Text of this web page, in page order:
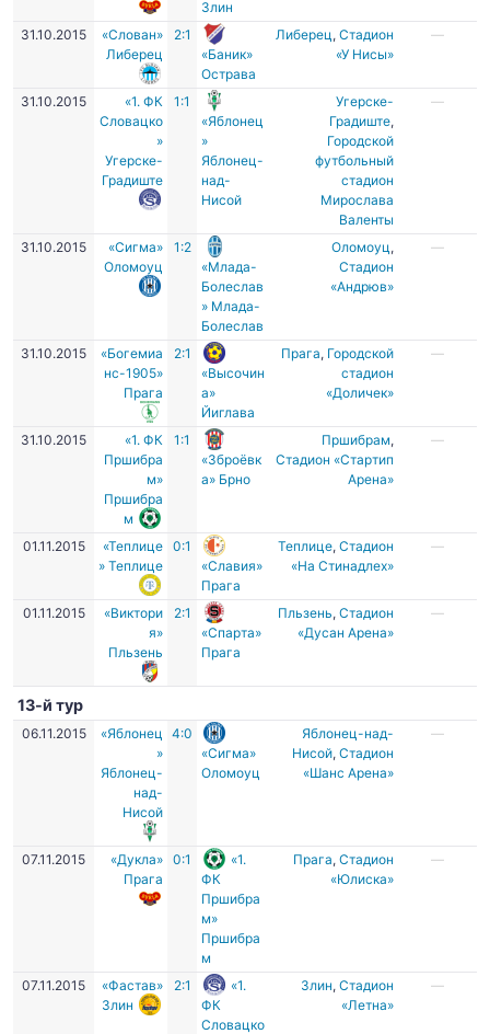
Злин
31.10.2015
«Слован»
Либерец
2:1
«Баник»
Острава
Либерец ,Стадион
«У Нисы»
—
31.10.2015
«1. ФК
Словацко
»
Угерске-
Градиште
1:1
«Яблонец
»
Яблонец-
над-
Нисой
Угерске-
Градиште,
Городской
футбольный
стадион
Мирослава
Валенты
—
31.10.2015
«Сигма»
Оломоуц
1:2
«Млада-
Болеслав
» Млада-
Болеслав
Оломоуц ,
Стадион
«Андрюв»
—
31.10.2015
«Богемиа
нс-1905»
Прага
2:1
«Высочин
а»
Йиглава
Прага, Городской
стадион
«Доличек»
—
31.10.2015
«1. ФК
Пршибра
м»
Пршибра
м
1:1
«Зброёвк
а» Брно
Пршибрам,
Стадион «Стартип
Арена»
—
01.11.2015
«Теплице
» Теплице
0:1
«Славия»
Прага
Теплице,Стадион
«На Стинадлех»
—
01.11.2015
«Виктори
я»
Пльзень
2:1
«Спарта»
Прага
Пльзень,Стадион
«Дусан Арена»
—
13-й тур
06.11.2015
«Яблонец
»
Яблонец-
над-
Нисой
4:0
«Сигма»
Оломоуц
Яблонец-над-
Нисой,Стадион
«Шанс Арена»
—
07.11.2015
«Дукла»
Прага
0:1
«1.
ФК
Пршибра
м»
Пршибра
м
Прага,Стадион
«Юлиска»
—
07.11.2015
«Фастав»
Злин
2:1
«1.
ФК
Словацко
Злин,Cтадион
«Летна»
—